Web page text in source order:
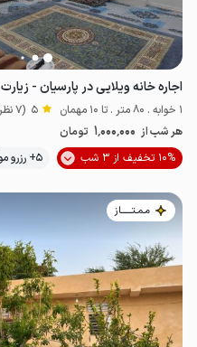
اجاره خانه ویلایی در پارسیان - زیارت
1 خوابه . 80 متر . تا 10 مهمان 5 (7 نظر)
هر شب از 1٬000٬000 تومان
10% تخفیف از 3 شب
5+ رزرو موفق
مـمـتــــــاز